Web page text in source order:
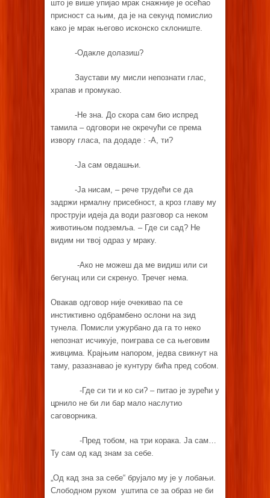
што је више упијао мрак снажније је осећао
присност са њим, да је на секунд помислио
како је мрак његово исконско склониште.
-Одакле долазиш?
Заустави му мисли непознати глас,
храпав и промукао.
-Не зна. До скора сам био испред
тамила – одговори не окречући се према
извору гласа, па додаде : -А, ти?
-Ја сам овдашњи.
-Ја нисам, – рече трудећи се да
задржи нрмалну присебност, а кроз главу му
проструји идеја да води разговор са неком
животињом подземља. – Где си сад? Не
видим ни твој одраз у мраку.
-Ако не можеш да ме видиш или си
бегунац или си скренуо. Тречег нема.
Овакав одговор није очекивао па се
инстиктивно одбрамбено ослони на зид
тунела. Помисли ужурбано да га то неко
непознат исчикује, поиграва се са његовим
живцима. Крајњим напором, једва свикнут на
таму, разазнавао је кунтуру бића пред собом.
-Где си ти и ко си? – питао је зурећи у
црнило не би ли бар мало наслутио
саговорника.
-Пред тобом, на три корака. Ја сам…
Ту сам од кад знам за себе.
„Од кад зна за себе“ брујало му је у лобањи.
Слободном руком уштипа се за образ не би